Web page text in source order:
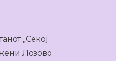
„Секој
Лозово